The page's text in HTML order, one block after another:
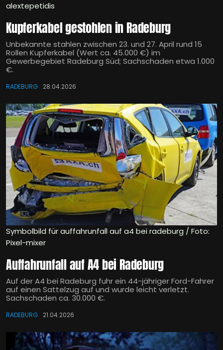
alextepetidis
Kupferkabel gestohlen in Radeburg
Unbekannte stahlen zwischen 23. und 27. April rund 15
Rollen Kupferkabel (Wert ca. 45.000 €) im
Gewerbegebiet Radeburg Süd; Sachschaden etwa 1.000
€.
RADEBURG 28.04.2026
Symbolbild für auffahrunfall auf a4 bei radeburg / Foto:
Pixel-mixer
Auffahrunfall auf A4 bei Radeburg
Auf der A4 bei Radeburg fuhr ein 44-jähriger Ford-Fahrer
auf einen Sattelzug auf und wurde leicht verletzt.
Sachschaden ca. 30.000 €.
RADEBURG 21.04.2026